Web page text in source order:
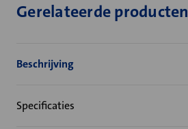
Gerelateerde producten
Beschrijving
Specificaties